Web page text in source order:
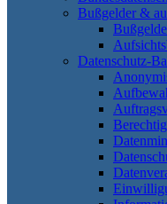
Bußgelder &
Datenschutz-